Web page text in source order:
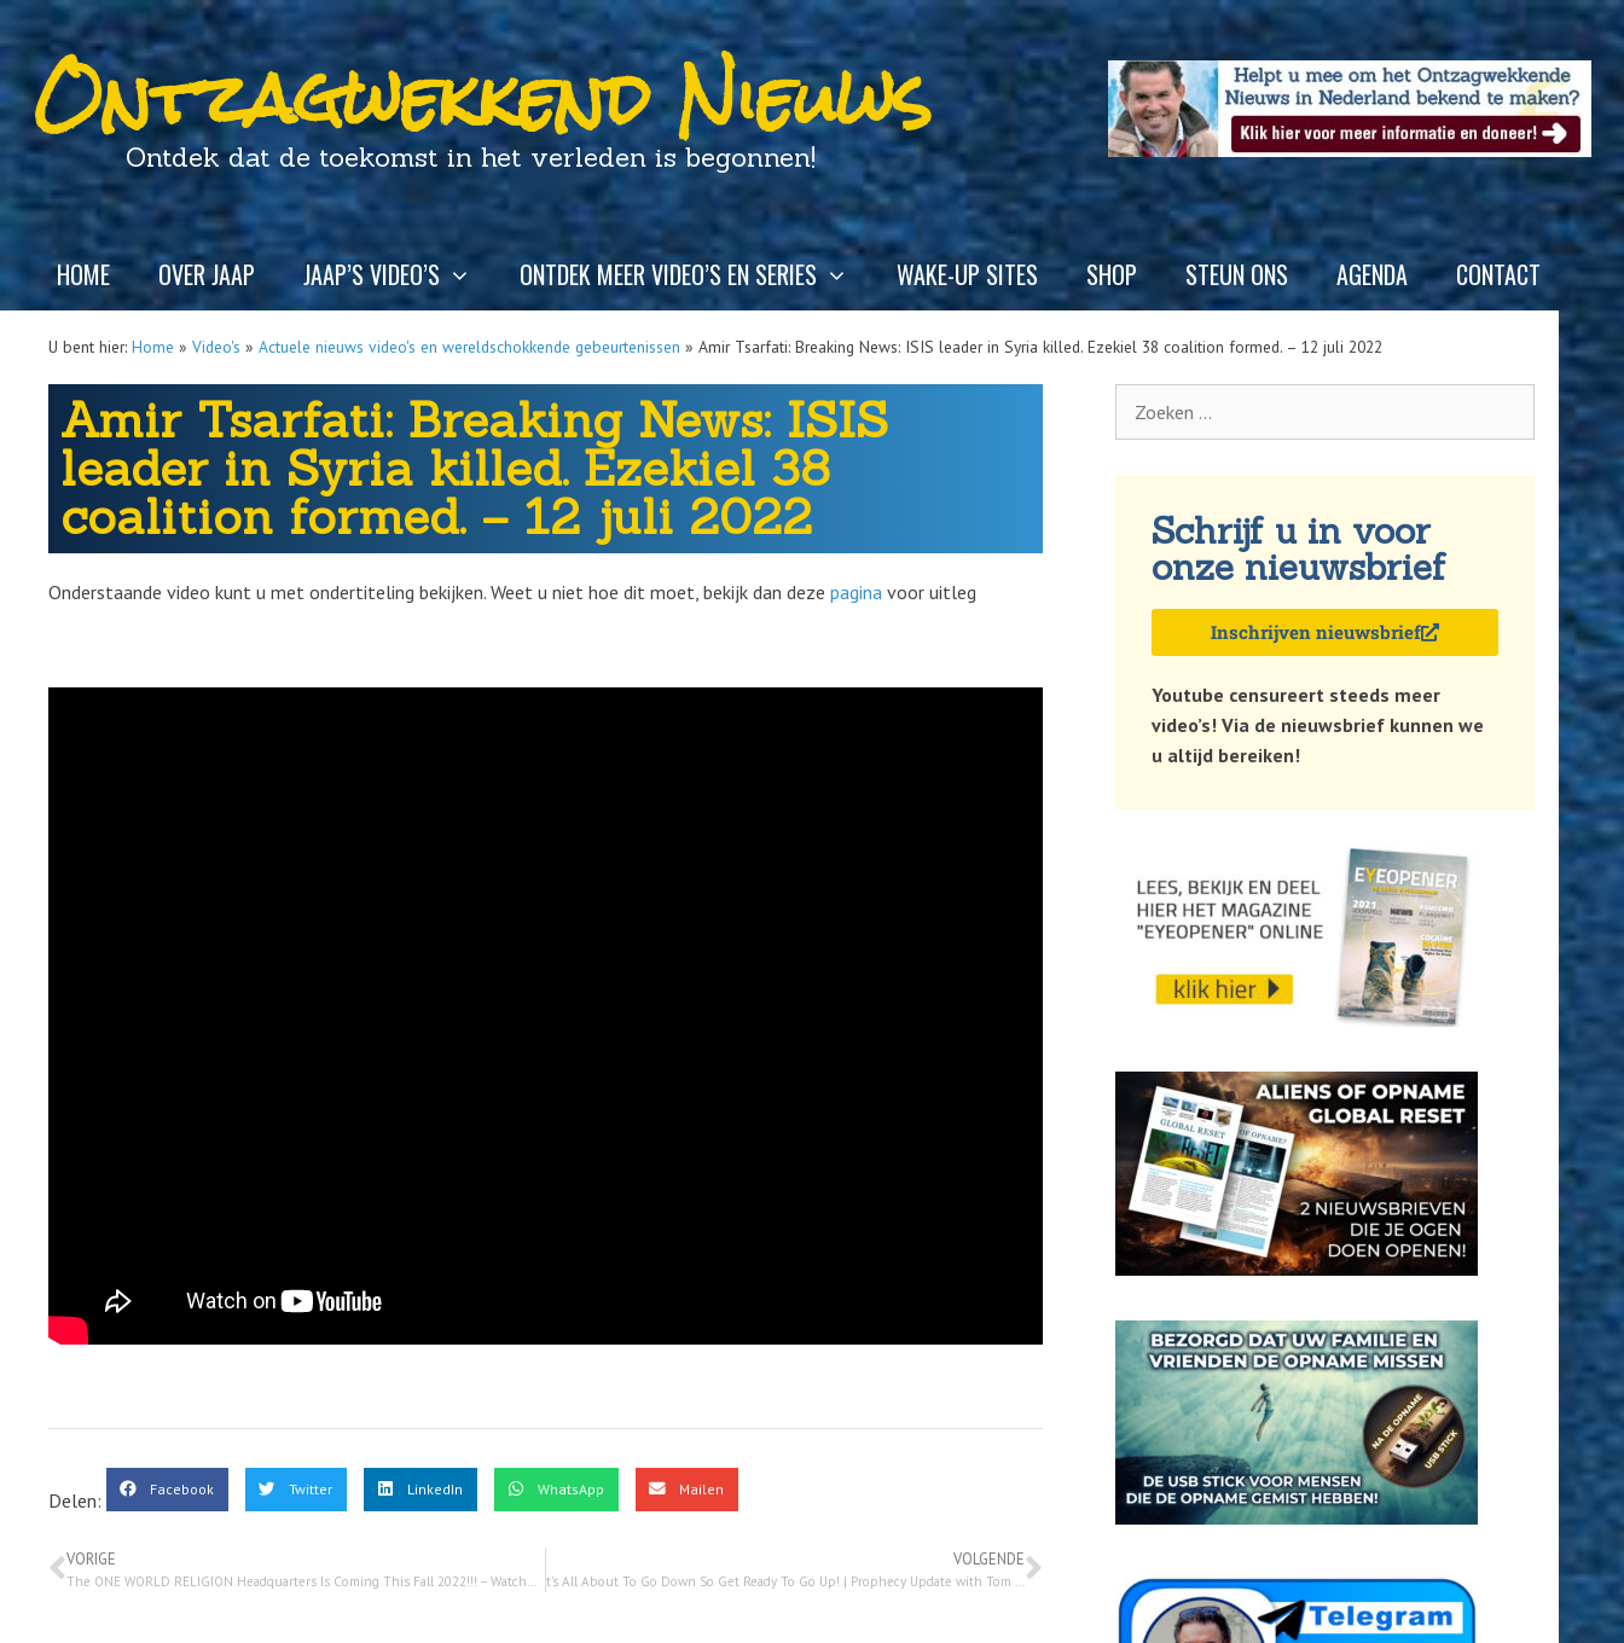
Ontzagwekkend Nieuws
Ontdek dat de toekomst in het verleden is begonnen!
HOME OVER JAAP JAAP’S VIDEO’S ONTDEK MEER VIDEO’S EN SERIES WAKE-UP SITES SHOP STEUN ONS AGENDA CONTACT
U bent hier: Home » Video's » Actuele nieuws video's en wereldschokkende gebeurtenissen » Amir Tsarfati: Breaking News: ISIS leader in Syria killed. Ezekiel 38 coalition formed. – 12 juli 2022
Amir Tsarfati: Breaking News: ISIS
leader in Syria killed. Ezekiel 38
coalition formed. – 12 juli 2022
Onderstaande video kunt u met ondertiteling bekijken. Weet u niet hoe dit moet, bekijk dan deze pagina voor uitleg
Delen: Facebook Twitter LinkedIn WhatsApp Mailen
VORIGE VOLGENDE
Schrijf u in voor
onze nieuwsbrief
Inschrijven nieuwsbrief
Youtube censureert steeds meer
video’s! Via de nieuwsbrief kunnen we
u altijd bereiken!